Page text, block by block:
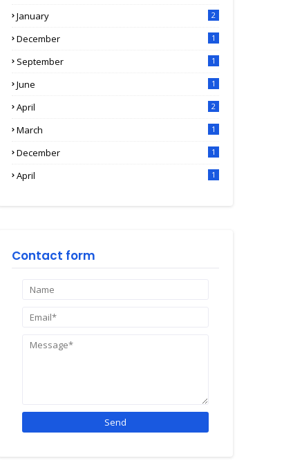
January 2
December 1
September 1
June 1
April 2
March 1
December 1
April 1
Contact form